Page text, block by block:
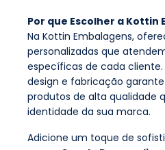
Por que Escolher a Kottin
Na Kottin Embalagens,
personalizadas que
específicas de cada cliente.
design e fabricação
produtos de alta qualidade
identidade da sua marca.
Adicione um toque de